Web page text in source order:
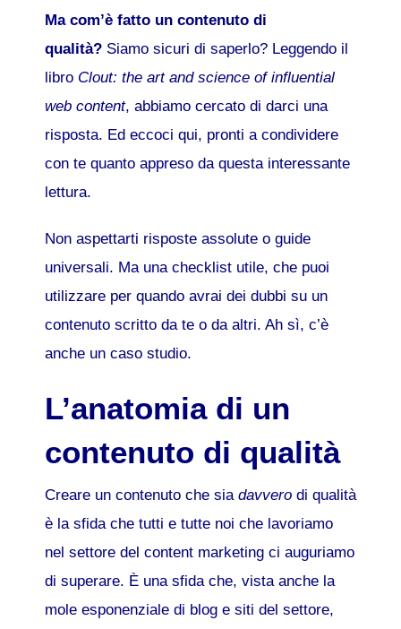
Ma com’è fatto un contenuto di
qualità? Siamo sicuri di saperlo? Leggendo il
libro Clout: the art and science of influential
web content, abbiamo cercato di darci una
risposta. Ed eccoci qui, pronti a condividere
con te quanto appreso da questa interessante
lettura.
Non aspettarti risposte assolute o guide
universali. Ma una checklist utile, che puoi
utilizzare per quando avrai dei dubbi su un
contenuto scritto da te o da altri. Ah sì, c’è
anche un caso studio.
L’anatomia di un
contenuto di qualità
Creare un contenuto che sia davvero di qualità
è la sfida che tutti e tutte noi che lavoriamo
nel settore del content marketing ci auguriamo
di superare. È una sfida che, vista anche la
mole esponenziale di blog e siti del settore,